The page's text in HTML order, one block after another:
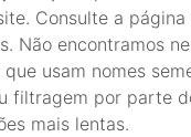
Consulte a
Não encontramos
usam nomes
filtragem por parte
mais lentas.